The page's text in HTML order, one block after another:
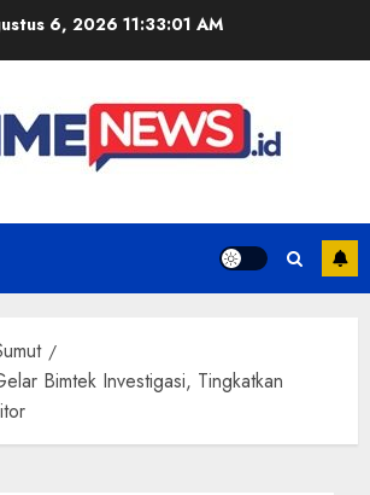
6, 2026 11:33:02 AM
Bimtek Investigasi, Tingkatkan